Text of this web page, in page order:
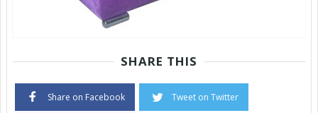
SHARE THIS
Share on Facebook Tweet on Twitter